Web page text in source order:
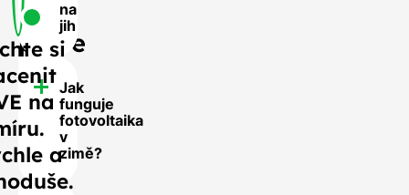
nás
ptáte
na
jih
Jak
funguje
fotovoltaika
v
zimě?
si
na
a